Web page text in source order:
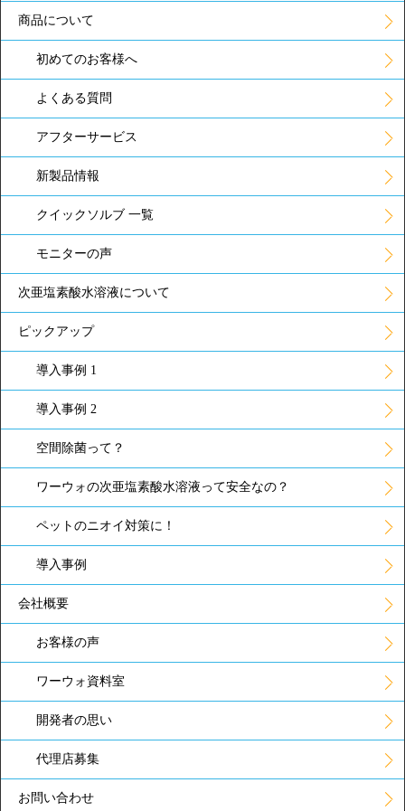
商品について
初めてのお客様へ
よくある質問
アフターサービス
新製品情報
クイックソルブ 一覧
モニターの声
次亜塩素酸水溶液について
ピックアップ
導入事例 1
導入事例 2
空間除菌って？
ワーウォの次亜塩素酸水溶液って安全なの？
ペットのニオイ対策に！
導入事例
会社概要
お客様の声
ワーウォ資料室
開発者の思い
代理店募集
お問い合わせ